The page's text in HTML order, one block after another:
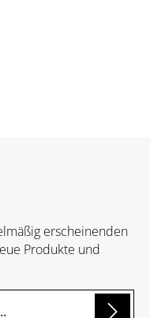
erscheinenden
Produkte und